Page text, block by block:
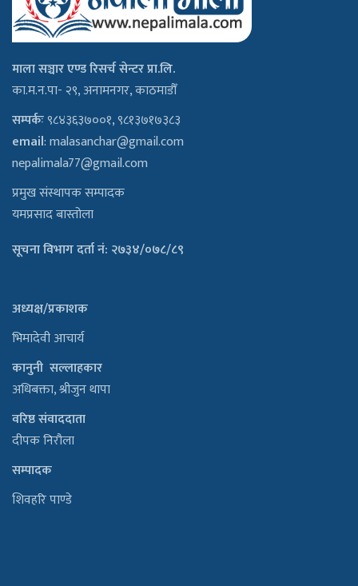
माला सञ्चार एण्ड रिसर्च सेन्टर प्रा.लि.
का.म.न.पा- २९, अनामनगर, काठमाडौँ
सम्पर्कः९८४३६३७००१, ९८१३७१७३८३
email:malasanchar@gmail.com
nepalimala77@gmail.com
प्रमुख संस्थापक सम्पादक
यमप्रसाद बास्तोला
सूचना विभाग दर्ता नं: २७३४/०७८/८९
अध्यक्ष/प्रकाशक
भिमादेवी आचार्य
कानुनी सल्लाहकार
अधिबक्ता, श्रीजुन थापा
वरिष्ठ संवाददाता
दीपक निरौला
सम्पादक
शिवहरि पाण्डे